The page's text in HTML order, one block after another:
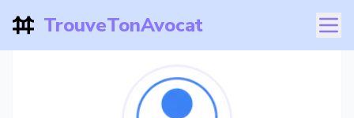
TrouveTonAvocat